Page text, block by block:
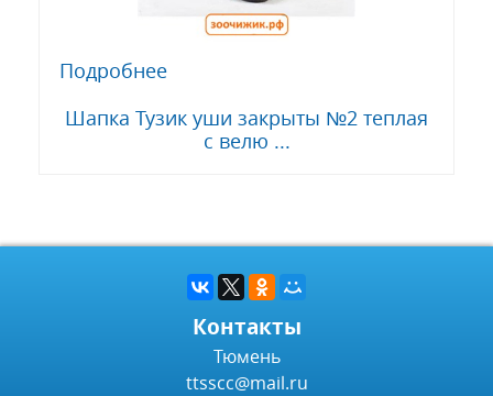
Подробнее
Шапка Тузик уши закрыты №2 теплая
с велю ...
Контакты
Тюмень
ttsscc@mail.ru